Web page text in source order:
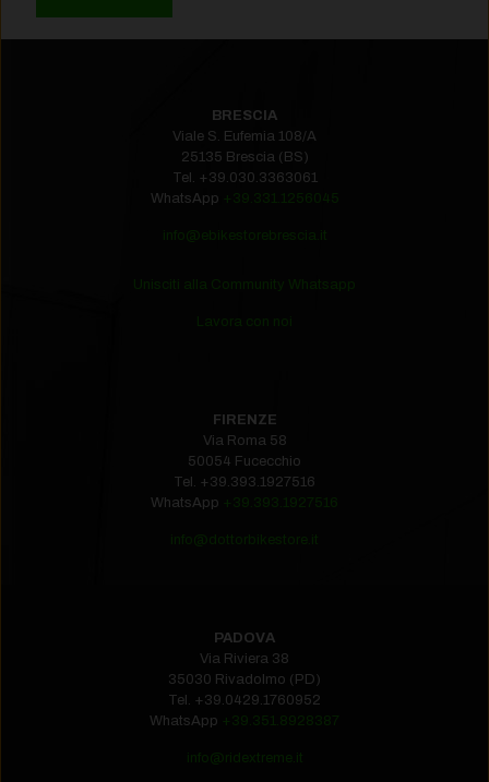
BRESCIA
Viale S. Eufemia 108/A
25135 Brescia (BS)
Tel. +39.030.3363061
WhatsApp +39.331.1256045
info@ebikestorebrescia.it
Unisciti alla Community Whatsapp
Lavora con noi
FIRENZE
Via Roma 58
50054 Fucecchio
Tel. +39.393.1927516‬
WhatsApp +39.393.1927516
info@dottorbikestore.it
PADOVA
Via Riviera 38
35030 Rivadolmo (PD)
Tel. +39.0429.1760952‬
WhatsApp +39.351.8928387
info@ridextreme.it